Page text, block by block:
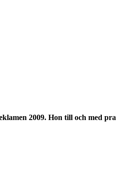
2009. Hon till och med